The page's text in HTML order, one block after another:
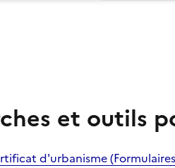
et outils
d'urbanisme